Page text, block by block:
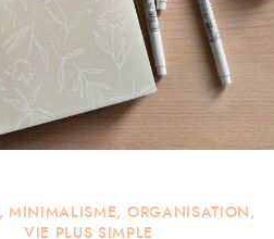
, MINIMALISME, ORGANISATION,
VIE PLUS SIMPLE